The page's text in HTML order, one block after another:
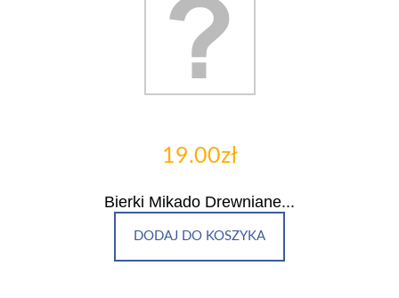
19.00zł
Bierki Mikado Drewniane...
DODAJ DO KOSZYKA